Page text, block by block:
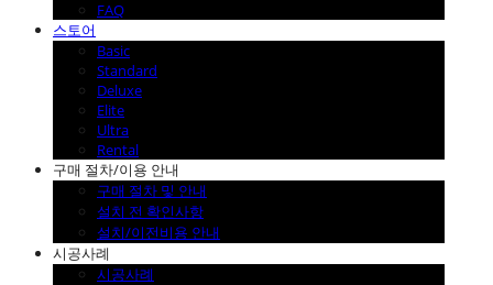
FAQ
스토어
Basic
Standard
Deluxe
Elite
Ultra
Rental
구매 절차/이용 안내
구매 절차 및 안내
설치 전 확인사항
설치/이전비용 안내
시공사례
시공사례